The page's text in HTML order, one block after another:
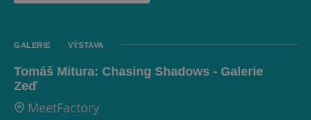
GALERIE VÝSTAVA
Tomáš Mitura: Chasing Shadows - Galerie
Zeď
MeetFactory